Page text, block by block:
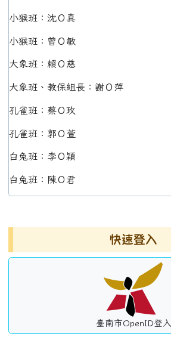
小猴班：沈Ｏ真
小猴班：曾Ｏ敏
大象班：賴Ｏ慈
大象班、教保組長：謝Ｏ萍
孔雀班：蔡Ｏ玫
孔雀班：郭Ｏ萱
白兔班：李Ｏ穎
白兔班：陳Ｏ君
快速登入
臺南市OpenID登入